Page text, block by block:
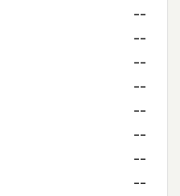
--
--
--
--
--
--
--
--